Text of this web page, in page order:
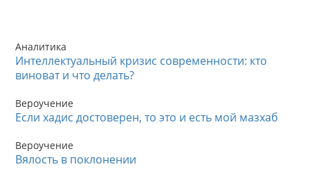
Аналитика
Интеллектуальный кризис современности: кто
виноват и что делать?
Вероучение
Если хадис достоверен, то это и есть мой мазхаб
Вероучение
Вялость в поклонении